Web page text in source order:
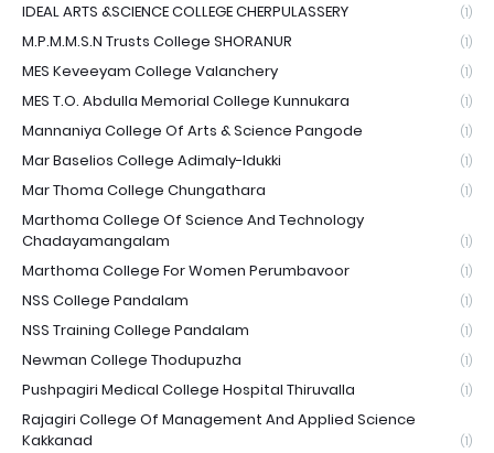
IDEAL ARTS &SCIENCE COLLEGE CHERPULASSERY (1)
M.P.M.M.S.N Trusts College SHORANUR (1)
MES Keveeyam College Valanchery (1)
MES T.O. Abdulla Memorial College Kunnukara (1)
Mannaniya College Of Arts & Science Pangode (1)
Mar Baselios College Adimaly-Idukki (1)
Mar Thoma College Chungathara (1)
Marthoma College Of Science And Technology
Chadayamangalam
(1)
Marthoma College For Women Perumbavoor (1)
NSS College Pandalam (1)
NSS Training College Pandalam (1)
Newman College Thodupuzha (1)
Pushpagiri Medical College Hospital Thiruvalla (1)
Rajagiri College Of Management And Applied Science
Kakkanad
(1)